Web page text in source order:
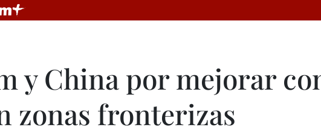
y China por mejorar
zonas fronterizas